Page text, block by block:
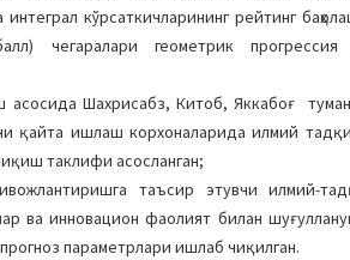
кўрсаткичларининг рейтинг
чегаралари геометрик прогрессия
Шахрисабз, Китоб, Яккабоғ
қайта ишлаш корхоналарида илмий
таклифи асосланган;
таъсир этувчи илмий-
ва инновацион фаолият билан
параметрлари ишлаб чиқилган.